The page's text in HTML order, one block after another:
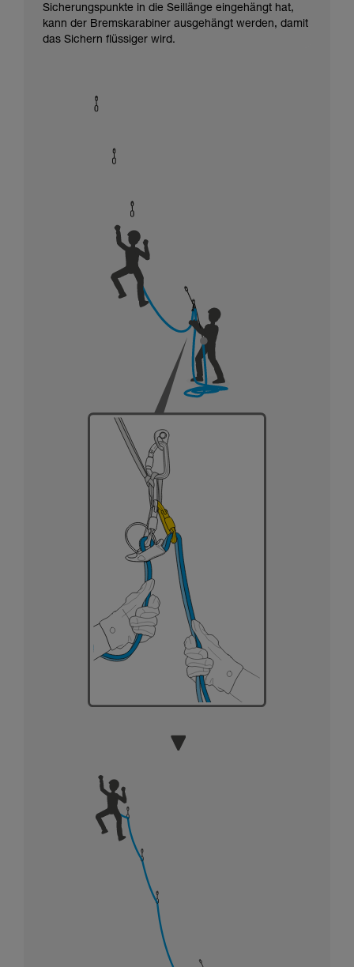
Sicherungspunkte in die Seillänge eingehängt hat,
kann der Bremskarabiner ausgehängt werden, damit
das Sichern flüssiger wird.